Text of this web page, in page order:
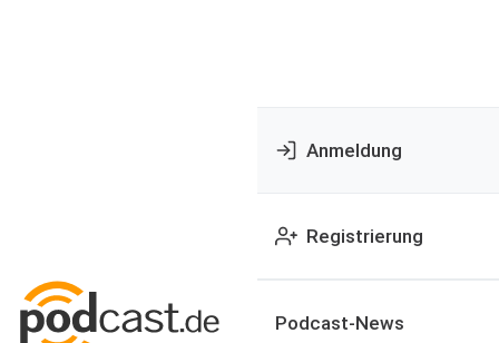
Anmeldung
Registrierung
Podcast-News